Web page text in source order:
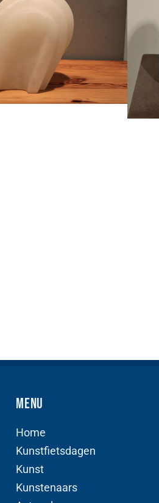
Menu
Home
Kunstfietsdagen
Kunst
Kunstenaars